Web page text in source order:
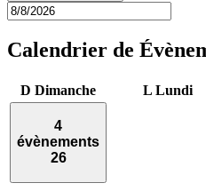
Calendrier de
D Dimanche L Lundi
4
évènements
26